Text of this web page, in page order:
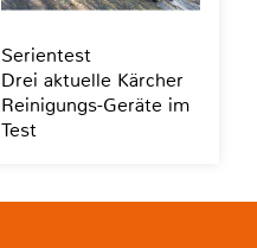
Serientest
Drei aktuelle Kärcher
Reinigungs-Geräte im
Test